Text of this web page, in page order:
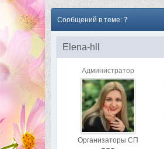
Сообщений в теме: 7
Elena-hll
Администратор
Организаторы СП